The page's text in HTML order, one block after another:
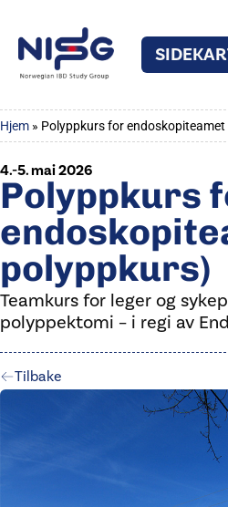
Hjem » Polyppkurs for endoskopiteamet
4.-5. mai 2026
Polyppkurs
polyppkurs)
Teamkurs for leger og
polyppektomi – i regi av
Tilbake